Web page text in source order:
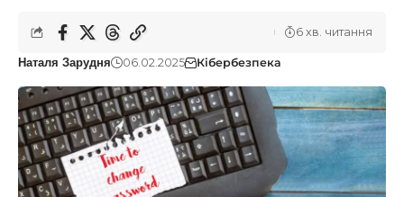
Наталя Зарудня 06.02.2025 Кібербезпека
6 хв. читання